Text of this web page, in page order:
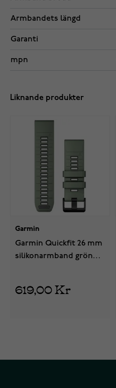
Armbandets längd
Garanti
mpn
Liknande produkter
Garmin
Garmin Quickfit 26 mm
silikonarmband grön
619,00 Kr